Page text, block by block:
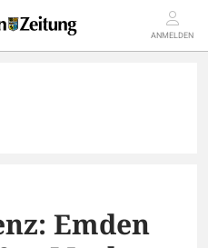
ANMELDEN
Emden